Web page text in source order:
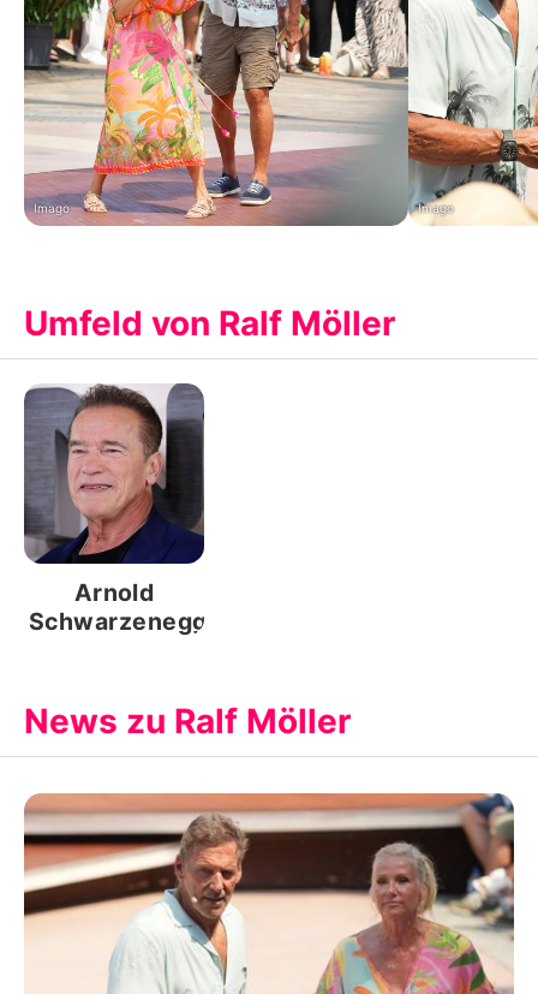
Imago Imago
Umfeld von Ralf Möller
Arnold
Schwarzenegger
News zu Ralf Möller